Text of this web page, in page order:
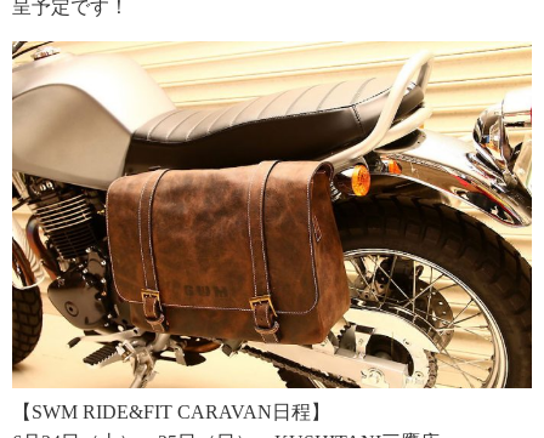
呈予定です！
【SWM RIDE&FIT CARAVAN日程】